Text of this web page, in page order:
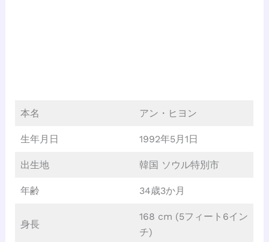
本名 アン・ヒヨン
生年月日 1992年5月1日
出生地 韓国 ソウル特別市
年齢 34歳3か月
身長
168 cm (5フィート6イン
チ)